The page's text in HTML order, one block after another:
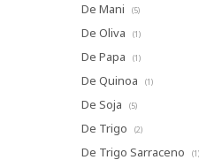
De Mani (5)
De Oliva (1)
De Papa (1)
De Quinoa (1)
De Soja (5)
De Trigo (2)
De Trigo Sarraceno (1)